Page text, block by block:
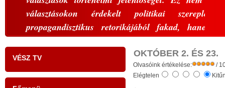
választásokon érdekelt politikai szereplők
propagandisztikus retorikájából fakad, hanem
abból a tényből, hogy valóban történelmi időket
élünk, sok-sok nemzedék sorsát előre
meghatározó, történelmi léptékű dilemmákban
kell döntést hoznunk.
VÉSZ TV OKTÓBER 2. ÉS 23.
Olvasóink értékelése:
/
Elégtelen